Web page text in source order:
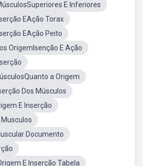
E Inferiores
EAção Torax
EAção Peito
OrigemIsenção E Ação
a Origem
Dos Músculos
E Inserção
Musculos
Documento
E Inserção Tabela